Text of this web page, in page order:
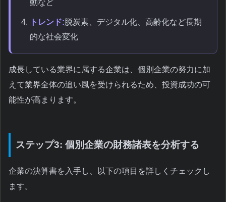
動など
トレンド:脱炭素、デジタル化、高齢化など長期
的な社会変化
成長している業界に属する企業は、個別企業の努力に加
えて業界全体の追い風を受けられるため、投資成功の可
能性が高まります。
ステップ3: 個別企業の財務諸表を分析する
企業の決算書を入手し、以下の項目を詳しくチェックし
ます。